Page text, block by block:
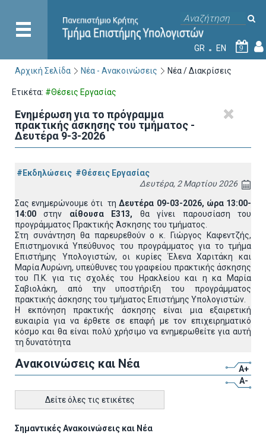
GR EN 9
Αρχική Σελίδα Νέα - Ανακοινώσεις Νέα / Διακρίσεις
Ετικέτα: #Θέσεις Εργασίας
Ενημέρωση για το πρόγραμμα
πρακτικής άσκησης του τμήματος -
Δευτέρα 9-3-2026
#Εκδηλώσεις #Θέσεις Εργασίας
Δευτέρα, 2 Μαρτίου 2026
Σας ενημερώνουμε ότι τη Δευτέρα 09-03-2026, ώρα 13:00-
14:00στην αίθουσα Ε313, θα γίνει παρουσίαση του
προγράμματος Πρακτικής Άσκησης του τμήματος.
Στη συνάντηση θα παρευρεθούν ο κ. Γιώργος Καφεντζής,
Επιστημονικά Υπεύθυνος του προγράμματος για το τμήμα
Επιστήμης Υπολογιστών, οι κυρίες Έλενα Χαριτάκη και
Μαρία Λυρώνη, υπεύθυνες του γραφείου πρακτικής άσκησης
του Π.Κ. για τις σχολές του Ηρακλείου και η κα Μαρία
Σαβιολάκη, από την υποστήριξη του προγράμματος
πρακτικής άσκησης του τμήματος Επιστήμης Υπολογιστών.
Η εκπόνηση πρακτικής άσκησης είναι μια εξαιρετική
ευκαιρία για να έρθετε σε επαφή με τον επιχειρηματικό
κόσμο και θα είναι πολύ χρήσιμο να ενημερωθείτε για αυτή
τη δυνατότητα
Ανακοινώσεις και Νέα
A+
A-
Δείτε όλες τις ετικέτες
Σημαντικές Ανακοινώσεις και Νέα